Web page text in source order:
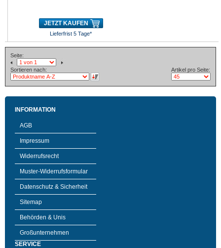
JETZT KAUFEN
Lieferfrist 5 Tage*
Seite:
Sortieren nach: Artikel pro Seite:
INFORMATION
AGB
Impressum
Widerrufsrecht
Muster-Widerrufsformular
Datenschutz & Sicherheit
Sitemap
Behörden & Unis
Großunternehmen
SERVICE